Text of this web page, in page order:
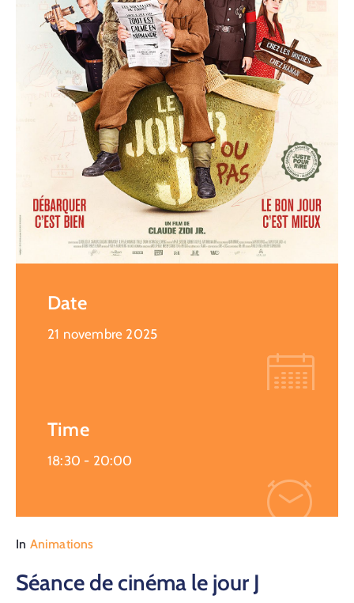
Date
21 novembre 2025
Time
18:30 - 20:00
In Animations
Séance de cinéma le jour J